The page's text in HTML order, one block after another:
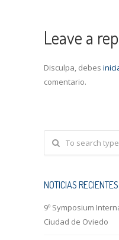
Leave a
Disculpa, debes
comentario.
NOTICIAS RECIENTES
9º Symposium
Ciudad de Oviedo